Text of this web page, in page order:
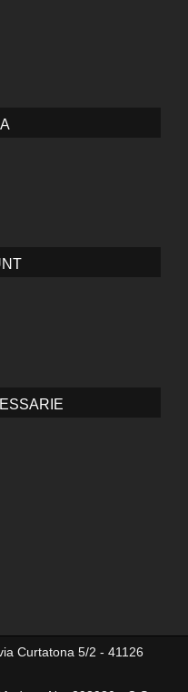
Curtatona 5/2 - 41126